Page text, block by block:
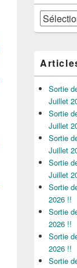
Archives
Sortie
Juillet
Sortie
Juillet
Sortie
Juillet
Sortie
Juillet
Sortie
2026 !!
Sortie
2026 !!
Sortie
2026 !!
Sortie